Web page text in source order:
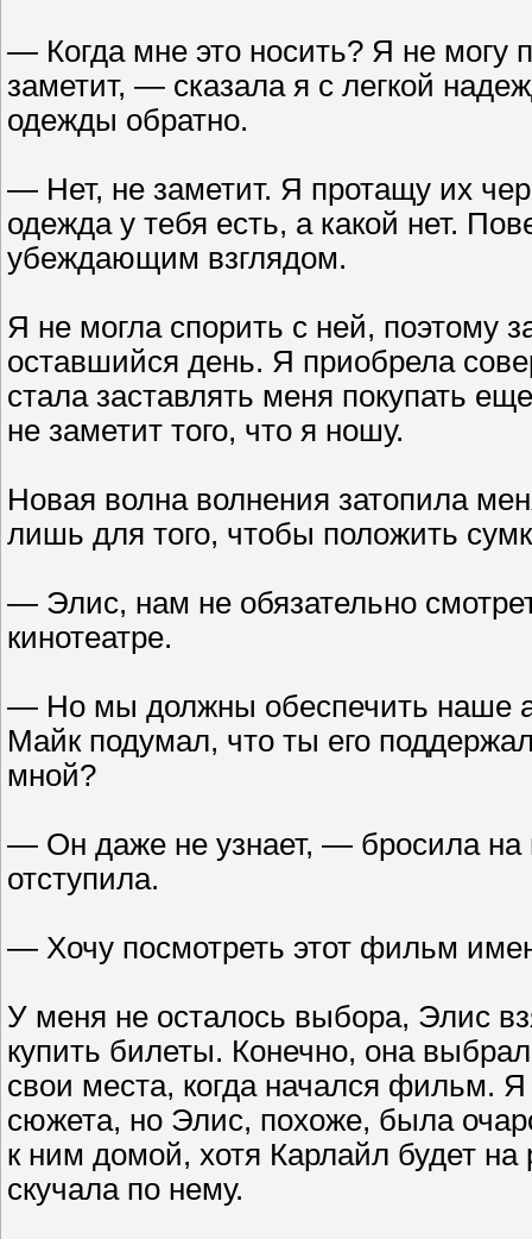
— Когда мне это носить? Я не могу
заметит, — сказала я с легкой
одежды обратно.
— Нет, не заметит. Я протащу их
одежда у тебя есть, а какой нет.
убеждающим взглядом.
Я не могла спорить с ней, поэтому
оставшийся день. Я приобрела
стала заставлять меня покупать
не заметит того, что я ношу.
Новая волна волнения затопила
лишь для того, чтобы положить
— Элис, нам не обязательно
кинотеатре.
— Но мы должны обеспечить наше
Майк подумал, что ты его
мной?
— Он даже не узнает, — бросила на
отступила.
— Хочу посмотреть этот фильм
У меня не осталось выбора, Элис
купить билеты. Конечно, она
свои места, когда начался фильм.
сюжета, но Элис, похоже, была
к ним домой, хотя Карлайл будет
скучала по нему.